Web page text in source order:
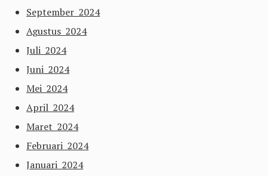
September 2024
Agustus 2024
Juli 2024
Juni 2024
Mei 2024
April 2024
Maret 2024
Februari 2024
Januari 2024